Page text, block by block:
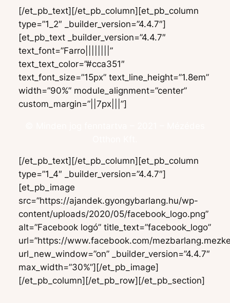
[/et_pb_text][/et_pb_column][et_pb_column
type=”1_2″ _builder_version=”4.4.7″]
[et_pb_text _builder_version=”4.4.7″
text_font=”Farro||||||||”
text_text_color=”#cca351″
text_font_size=”15px” text_line_height=”1.8em”
width=”90%” module_alignment=”center”
custom_margin=”||7px|||”]
[/et_pb_text][/et_pb_column][et_pb_column
type=”1_4″ _builder_version=”4.4.7″]
[et_pb_image
src=”https://ajandek.gyongybarlang.hu/wp-
content/uploads/2020/05/facebook_logo.png”
alt=”Facebook logó” title_text=”facebook_logo”
url=”https://www.facebook.com/
url_new_window=”on” _builder_version=”4.4.7″
max_width=”30%”][/et_pb_image]
[/et_pb_column][/et_pb_row][/et_pb_section]